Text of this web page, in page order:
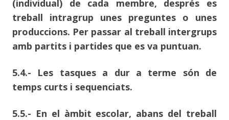
(individual) de cada membre, després es
treball intragrup unes preguntes o unes
produccions. Per passar al treball intergrups
amb partits i partides que es va puntuan.
5.4.- Les tasques a dur a terme són de
temps curts i sequenciats.
5.5.- En el àmbit escolar, abans del treball